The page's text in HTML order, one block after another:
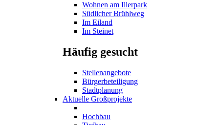
Wohnen am Illerpark
Südlicher Brühlweg
Im Eiland
Im Steinet
Häufig gesucht
Stellenangebote
Bürgerbeteiligung
Stadtplanung
Aktuelle Großprojekte
Hochbau